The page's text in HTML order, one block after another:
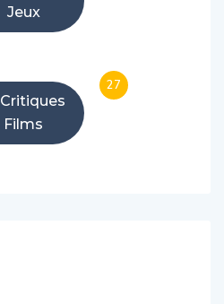
Jeux
Critiques
Films
27